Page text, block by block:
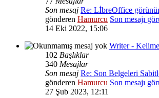
Son mesaj Re: LİbreOffice
gönderen Hamurcu Son mesajı
14 Eki 2022, 15:06
Writer -
102 Başlıklar
340 Mesajlar
Son mesaj Re: Son Belgeleri
gönderen Hamurcu Son mesajı
27 Şub 2023, 12:11